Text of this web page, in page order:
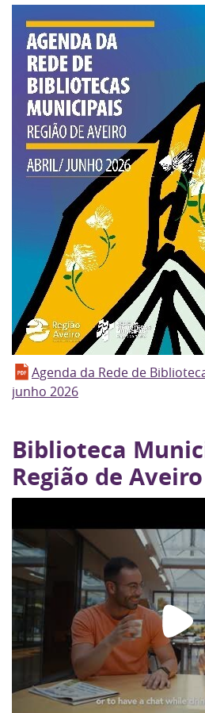
Agenda da Rede de
junho 2026
Biblioteca
Região de Aveiro